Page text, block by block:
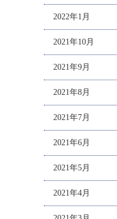
2022年1月
2021年10月
2021年9月
2021年8月
2021年7月
2021年6月
2021年5月
2021年4月